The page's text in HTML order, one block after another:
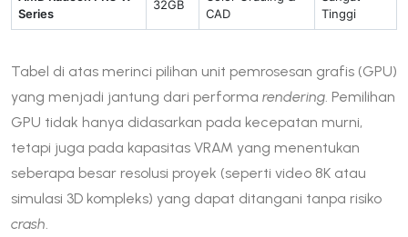
Series
32GB
CAD
Tinggi
Tabel di atas merinci pilihan unit pemrosesan grafis (GPU)
yang menjadi jantung dari performa rendering. Pemilihan
GPU tidak hanya didasarkan pada kecepatan murni,
tetapi juga pada kapasitas VRAM yang menentukan
seberapa besar resolusi proyek (seperti video 8K atau
simulasi 3D kompleks) yang dapat ditangani tanpa risiko
crash.